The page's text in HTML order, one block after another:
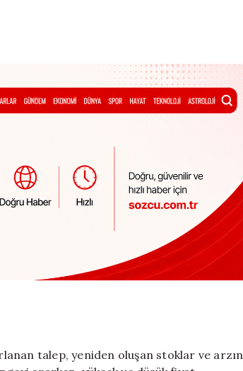
talep, yeniden oluşan stoklar ve arzın